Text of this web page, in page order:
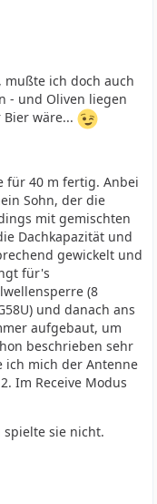
mußte ich doch auch
- und Oliven liegen
Bier wäre...
für 40 m fertig. Anbei
Sohn, der die
mit gemischten
Dachkapazität und
gewickelt und
für's
(8
und danach ans
aufgebaut, um
beschrieben sehr
ich mich der Antenne
Im Receive Modus
spielte sie nicht.